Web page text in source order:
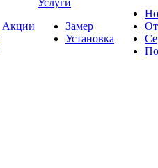
Акции
Услуги
Замер
Установка